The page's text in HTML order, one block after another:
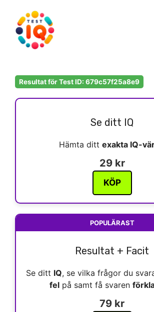
innehåll
Resultat för Test ID: 679c57f25a8e9
Se ditt IQ
Hämta ditt exakta IQ-
29 kr
KÖP
POPULÄRAST
Resultat + Facit
Se ditt IQ, se vilka frågor du
felpå samt få svaren
79 kr